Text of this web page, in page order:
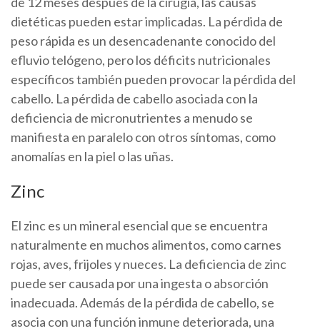
dietéticas pueden estar implicadas. La pérdida de
peso rápida es un desencadenante conocido del
efluvio telógeno, pero los déficits nutricionales
específicos también pueden provocar la pérdida del
cabello. La pérdida de cabello asociada con la
deficiencia de micronutrientes a menudo se
manifiesta en paralelo con otros síntomas, como
anomalías en la piel o las uñas.
Zinc
El zinc es un mineral esencial que se encuentra
naturalmente en muchos alimentos, como carnes
rojas, aves, frijoles y nueces. La deficiencia de zinc
puede ser causada por una ingesta o absorción
inadecuada. Además de la pérdida de cabello, se
asocia con una función inmune deteriorada, una